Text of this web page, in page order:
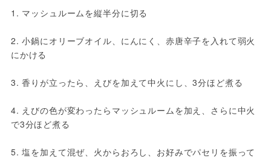
1. マッシュルームを縦半分に切る
2. 小鍋にオリーブオイル、にんにく、赤唐辛子を入れて弱火
にかける
3. 香りが立ったら、えびを加えて中火にし、3分ほど煮る
4. えびの色が変わったらマッシュルームを加え、さらに中火
で3分ほど煮る
5. 塩を加えて混ぜ、火からおろし、お好みでパセリを振って